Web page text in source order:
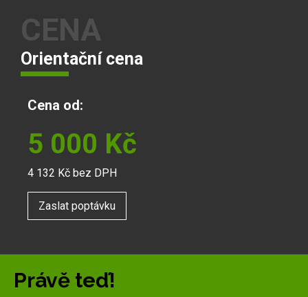
CENA
Orientační cena
Cena od:
5 000 Kč
4 132 Kč bez DPH
Zaslat poptávku
Právě teď!